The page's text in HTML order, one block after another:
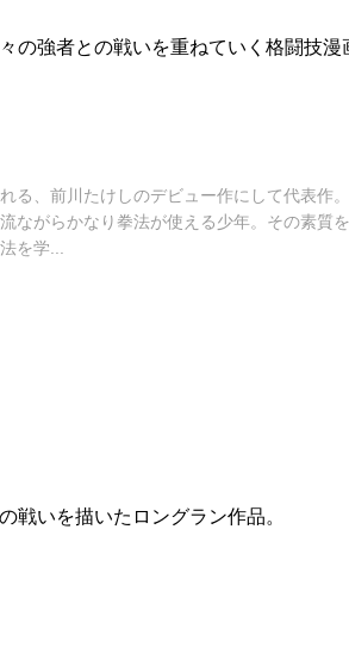
の強者との戦いを重ねていく格闘技漫
る、前川たけしのデビュー作にして代表作
ながらかなり拳法が使える少年。その素質
を学...
戦いを描いたロングラン作品。